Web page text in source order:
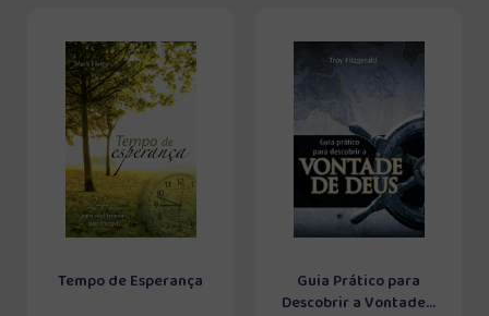
Tempo de Esperança
Guia Prático para
Descobrir a Vontade...